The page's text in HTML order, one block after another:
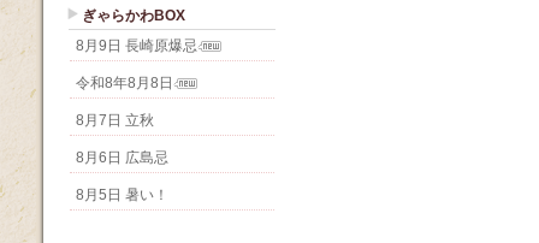
ぎゃらかわBOX
8月9日 長崎原爆忌
令和8年8月8日
8月7日 立秋
8月6日 広島忌
8月5日 暑い！